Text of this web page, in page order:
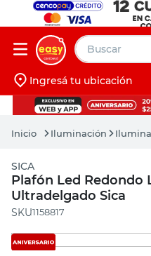
Buscar
Iniciá sesión
Ingresá tu ubicación
Iluminación
SICA
Plafón Led Redondo
Ultradelgado Sica
:1158817
muebles
pintura
escritorio
placard